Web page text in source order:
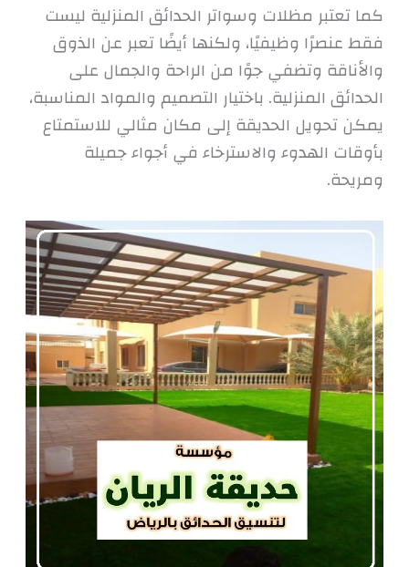
كما تعتبر مظلات وسواتر الحدائق المنزلية ليست
فقط عنصرًا وظيفيًا، ولكنها أيضًا تعبر عن الذوق
والأناقة وتضفي جوًا من الراحة والجمال على
الحدائق المنزلية. باختيار التصميم والمواد المناسبة،
يمكن تحويل الحديقة إلى مكان مثالي للاستمتاع
بأوقات الهدوء والاسترخاء في أجواء جميلة
ومريحة.